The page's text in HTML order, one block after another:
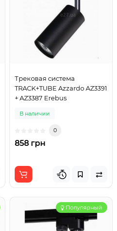
Трековая система
TRACK+TUBE Azzardo AZ3391
+ AZ3387 Erebus
В наличии
0
858 грн
Популярный